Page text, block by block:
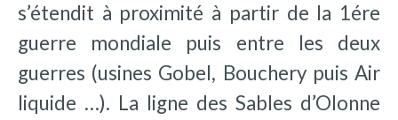
s’étendit à proximité à partir de la 1ére
guerre mondiale puis entre les deux
guerres (usines Gobel, Bouchery puis Air
liquide …). La ligne des Sables d’Olonne